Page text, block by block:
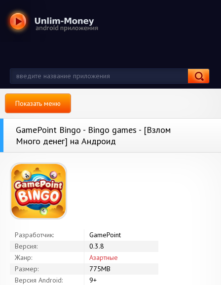
Показать меню
GamePoint Bingo - Bingo games - [Взлом
Много денег] на Андроид
Разработчик:
GamePoint
Версия:
0.3.8
Жанр:
Азартные
Размер:
775MB
Версия Android:
9+